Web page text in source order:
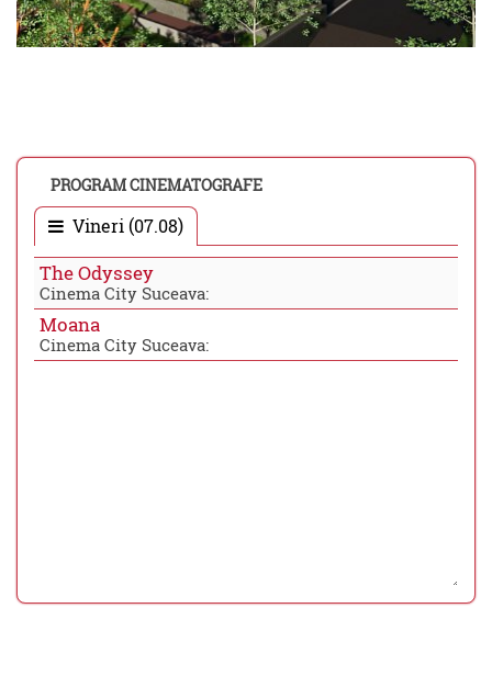
PROGRAM CINEMATOGRAFE
Vineri (07.08)
The Odyssey
Cinema City Suceava:
Moana
Cinema City Suceava: